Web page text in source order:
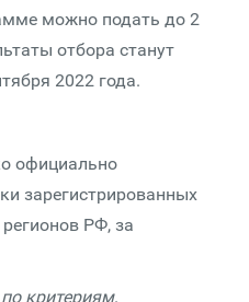
можно подать до 2
отбора станут
2022 года.
официально
зарегистрированных
РФ, за
критериям,